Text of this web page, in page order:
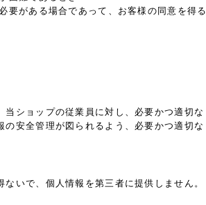
要がある場合であって、お客様の同意を得る
ショップの従業員に対し、必要かつ適切な
安全管理が図られるよう、必要かつ適切な
いで、個人情報を第三者に提供しません。